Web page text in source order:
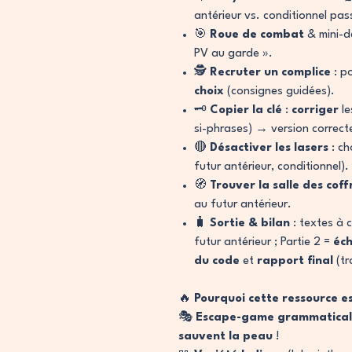
antérieur vs. conditionnel
🎯 Roue de combat & mini-
PV au garde ».
🕵️ Recruter un complice :
choix (consignes guidées).
🗝️ Copier la clé : corriger
si-phrases) → version
🔴 Désactiver les lasers :
futur antérieur, conditionnel).
🧭 Trouver la salle des
au futur antérieur.
🧳 Sortie & bilan : textes à
futur antérieur ; Partie 2 =
du code et rapport final
🔥
Pourquoi cette ressource
🎭 Escape-game grammatical
sauvent la peau !